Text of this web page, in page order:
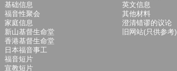
基础信息
英文信息
福音性聚会
其他材料
家庭信息
澄清错谬的议论
新山基督生命堂
旧网站(只供参考)
香港基督生命堂
日本福音事工
福音短片
宣教短片